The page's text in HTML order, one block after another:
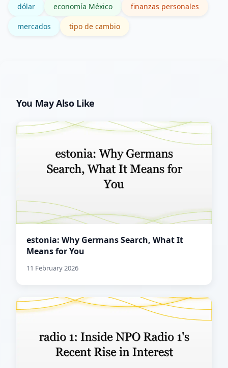
dólar economía México finanzas personales
mercados tipo de cambio
You May Also Like
estonia: Why Germans Search, What It
Means for You
11 February 2026